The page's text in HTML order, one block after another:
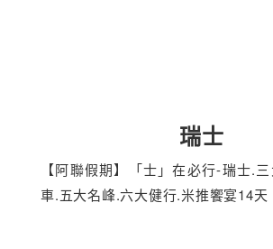
瑞士
【阿聯假期】「士」在必行-瑞士.
車.五大名峰.六大健行.米推饗宴14天